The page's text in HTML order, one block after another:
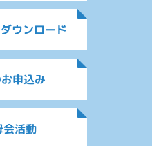
ウンロード
申込み
会活動